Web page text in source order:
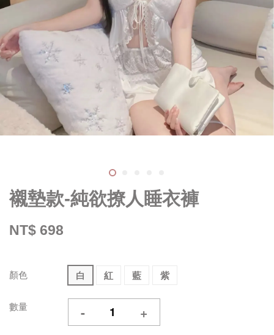
襯墊款-純欲撩人睡衣褲
NT$ 698
顏色 白 紅 藍 紫
數量 - +